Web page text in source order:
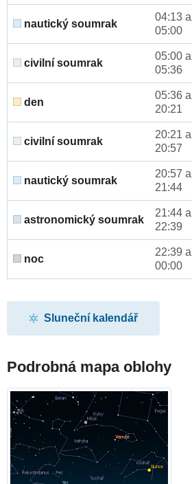
nautický soumrak
04:13
05:00
civilní soumrak
05:00
05:36
den
05:36
20:21
civilní soumrak
20:21
20:57
nautický soumrak
20:57
21:44
astronomický soumrak
21:44
22:39
noc
22:39
00:00
Sluneční kalendář
Podrobná mapa oblohy